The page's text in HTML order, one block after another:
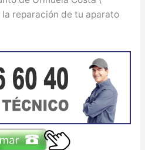
la reparación de tu aparato